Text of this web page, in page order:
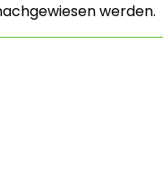
werden.